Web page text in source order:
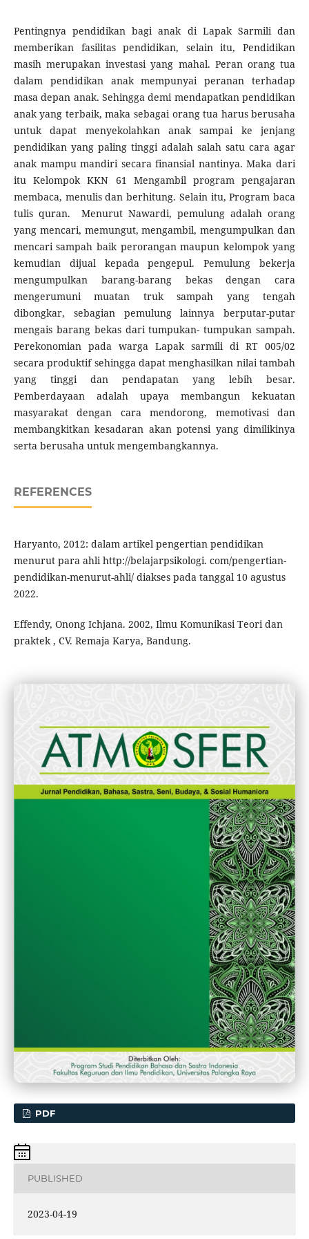
Pentingnya pendidikan bagi anak di Lapak Sarmili dan
memberikan fasilitas pendidikan, selain itu, Pendidikan
masih merupakan investasi yang mahal. Peran orang tua
dalam pendidikan anak mempunyai peranan terhadap
masa depan anak. Sehingga demi mendapatkan pendidikan
anak yang terbaik, maka sebagai orang tua harus berusaha
untuk dapat menyekolahkan anak sampai ke jenjang
pendidikan yang paling tinggi adalah salah satu cara agar
anak mampu mandiri secara finansial nantinya. Maka dari
itu Kelompok KKN 61 Mengambil program pengajaran
membaca, menulis dan berhitung. Selain itu, Program baca
tulis quran. Menurut Nawardi, pemulung adalah orang
yang mencari, memungut, mengambil, mengumpulkan dan
mencari sampah baik perorangan maupun kelompok yang
kemudian dijual kepada pengepul. Pemulung bekerja
mengumpulkan barang-barang bekas dengan cara
mengerumuni muatan truk sampah yang tengah
dibongkar, sebagian pemulung lainnya berputar-putar
mengais barang bekas dari tumpukan- tumpukan sampah.
Perekonomian pada warga Lapak sarmili di RT 005/02
secara produktif sehingga dapat menghasilkan nilai tambah
yang tinggi dan pendapatan yang lebih besar.
Pemberdayaan adalah upaya membangun kekuatan
masyarakat dengan cara mendorong, memotivasi dan
membangkitkan kesadaran akan potensi yang dimilikinya
serta berusaha untuk mengembangkannya.
REFERENCES
Haryanto, 2012: dalam artikel pengertian pendidikan
menurut para ahli http://belajarpsikologi. com/pengertian-
pendidikan-menurut-ahli/ diakses pada tanggal 10 agustus
2022.
Effendy, Onong Ichjana. 2002, Ilmu Komunikasi Teori dan
praktek , CV. Remaja Karya, Bandung.
PDF
PUBLISHED
2023-04-19